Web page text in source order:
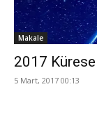
Makale
2017
5 Mart, 2017 00:13